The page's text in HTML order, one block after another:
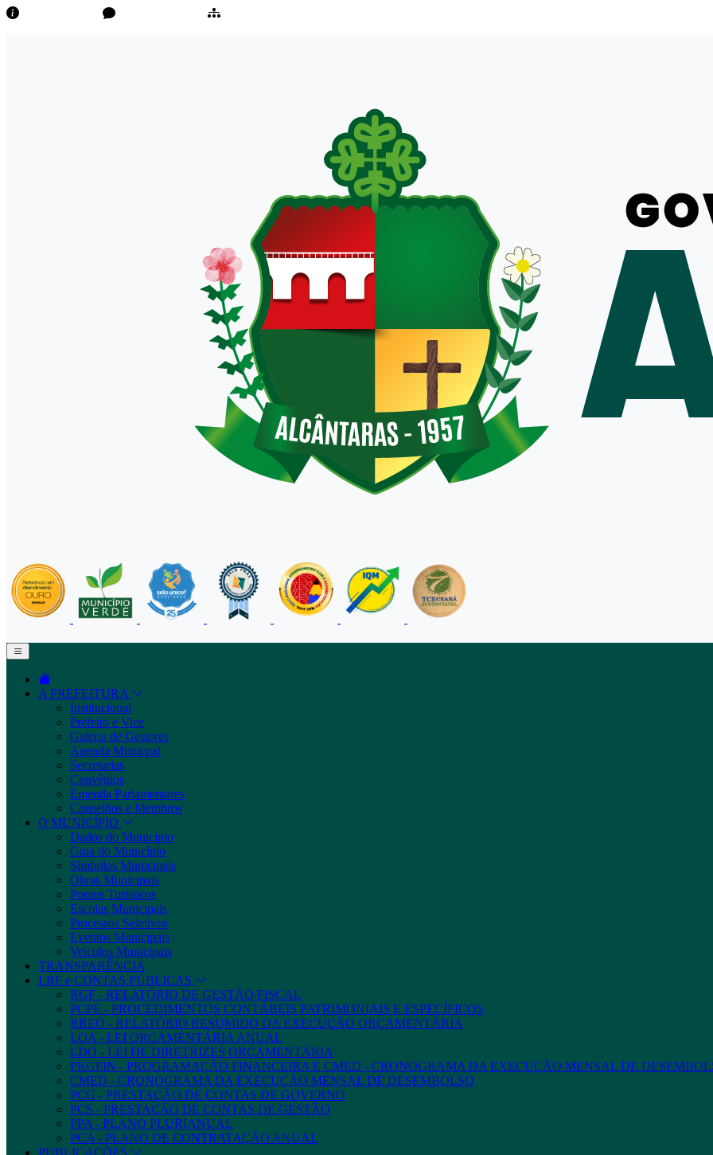
A PREFEITURA
Institucional
Prefeito e Vice
Galeria de Gestores
Agenda Municpal
Secretarias
Convênios
Emenda Parlamentares
Conselhos e Membros
O MUNICÍPIO
Dados do Município
Guia do Município
Símbolos Municipais
Obras Municipais
Pontos Turísticos
Escolas Municipais
Processos Seletivos
Eventos Municipais
Veículos Municipais
TRANSPARÊNCIA
LRF e CONTAS PÚBLICAS
RGF - RELATÓRIO DE GESTÃO FISCAL
PCPE - PROCEDIMENTOS CONTÁBEIS PATRIMONIAIS E ESPECÍFICOS
RREO - RELATÓRIO RESUMIDO DA EXECUÇÃO ORÇAMENTÁRIA
LOA - LEI ORÇAMENTÁRIA ANUAL
LDO - LEI DE DIRETRIZES ORÇAMENTÁRIA
PRGFIN - PROGRAMAÇÃO FINANCEIRA E CMED - CRONOGRAMA DA EXECUÇÃO MENSAL DE
CMED - CRONOGRAMA DA EXECUÇÃO MENSAL DE DESEMBOLSO
PCG - PRESTAÇÃO DE CONTAS DE GOVERNO
PCS - PRESTAÇÃO DE CONTAS DE GESTÃO
PPA - PLANO PLURIANUAL
PCA - PLANO DE CONTRATAÇÃO ANUAL
PUBLICAÇÕES